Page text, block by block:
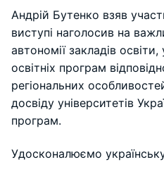
Андрій Бутенко взяв
виступі наголосив на
автономії закладів освіти,
освітніх програм
регіональних
досвіду університетів
програм.
Удосконалюємо